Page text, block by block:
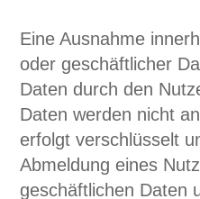
Eine Ausnahme
oder geschäftlicher
Daten durch den
Daten werden nicht
erfolgt verschlüsselt
Abmeldung eines
geschäftlichen Daten